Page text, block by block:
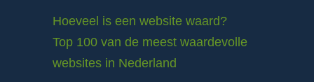
Hoeveel is een website waard?
Top 100 van de meest waardevolle
websites in Nederland